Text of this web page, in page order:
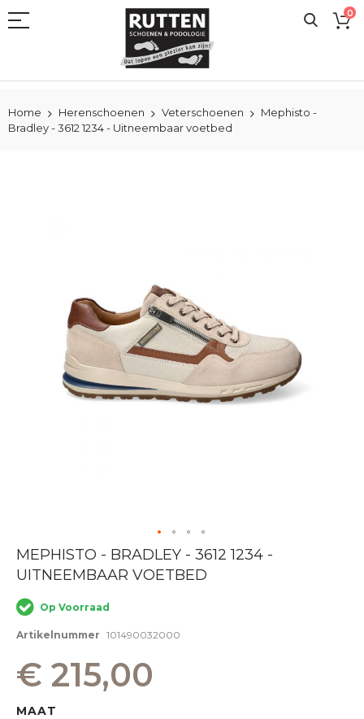
naar
0
Home Herenschoenen Veterschoenen
Mephisto -
Bradley - 3612 1234 - Uitneembaar voetbed
Ga
het
van
de
afbeeldingen-
MEPHISTO - BRADLEY - 3612 1234 -
UITNEEMBAAR VOETBED
Op Voorraad
Artikelnummer 101490032000
€ 215,00
MAAT